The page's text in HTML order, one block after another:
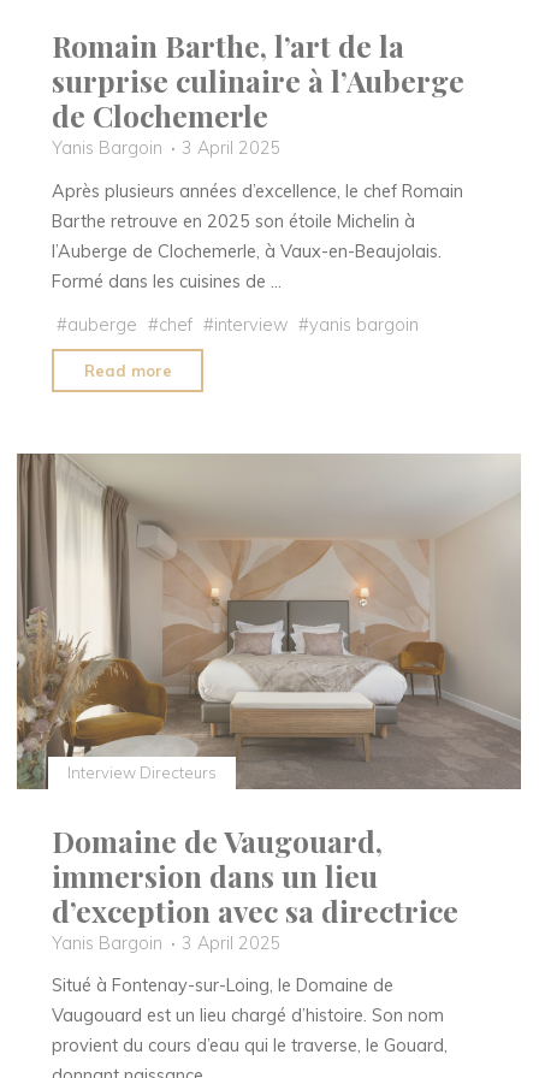
Romain Barthe, l’art de la
surprise culinaire à l’Auberge
de Clochemerle
Yanis Bargoin
3 April 2025
Après plusieurs années d’excellence, le chef Romain
Barthe retrouve en 2025 son étoile Michelin à
l’Auberge de Clochemerle, à Vaux-en-Beaujolais.
Formé dans les cuisines de …
#auberge #chef #interview #yanis bargoin
Read more
Barthe,
de
culinaire
à
l’Auberge
de
Clochemerle"
Interview Directeurs
Domaine de Vaugouard,
immersion dans un lieu
d’exception avec sa directrice
Yanis Bargoin
3 April 2025
Situé à Fontenay-sur-Loing, le Domaine de
Vaugouard est un lieu chargé d’histoire. Son nom
provient du cours d’eau qui le traverse, le Gouard,